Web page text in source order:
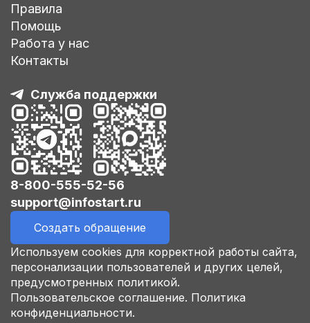
Правила
Помощь
Работа у нас
Контакты
Служба поддержки
8-800-555-52-56
support@infostart.ru
Создать обращение
Используем cookies для корректной работы сайта,
персонализации пользователей и других целей,
предусмотренных политикой.
Пользовательское соглашение. Политика
конфиденциальности.